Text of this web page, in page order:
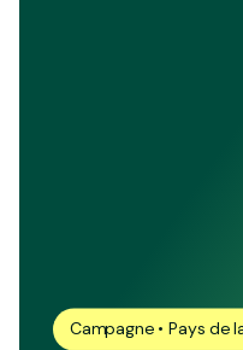
Campagne • Pays de